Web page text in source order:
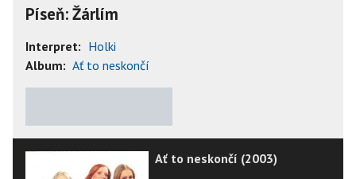
Píseň: Žárlím
Interpret: Holki
Album: Ať to neskončí
Ať to neskončí (2003)